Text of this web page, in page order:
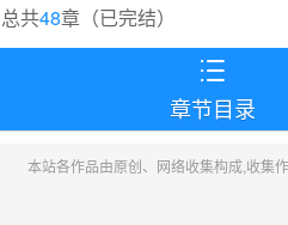
总共48章（已完结）

章节目录
本站各作品由原创、网络收集构成,收集